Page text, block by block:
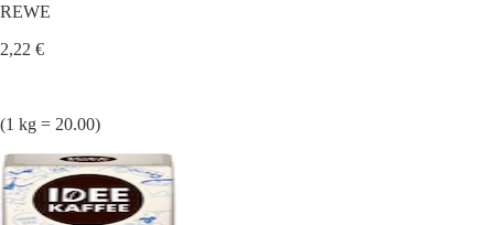
REWE
2,22 €
(1 kg = 20.00)